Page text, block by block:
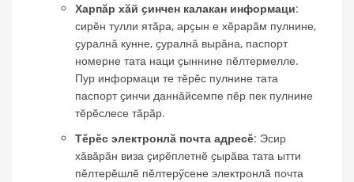
Харпӑр хӑй ҫинчен калакан информаци:
сирӗн тулли ятӑра, арҫын е хӗрарӑм пулнине,
ҫуралнӑ кунне, ҫуралнӑ вырӑна, паспорт
номерне тата наци ҫыннине пӗлтермелле.
Пур информаци те тӗрӗс пулнине тата
паспорт ҫинчи даннӑйсемпе пӗр пек пулнине
тӗрӗслесе тӑрӑр.
Тӗрӗс электронлӑ почта адресӗ: Эсир
хӑвӑрӑн виза ҫирӗплетнӗ ҫырӑва тата ытти
пӗлтерӗшлӗ пӗлтерӳсене электронлӑ почта